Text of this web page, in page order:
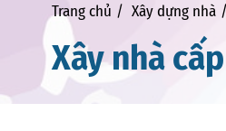
Trang chủ Xây dựng nhà
Xây nhà